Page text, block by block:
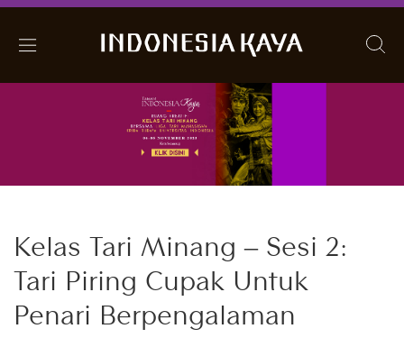
Kelas Tari Minang – Sesi 2:
Tari Piring Cupak Untuk
Penari Berpengalaman